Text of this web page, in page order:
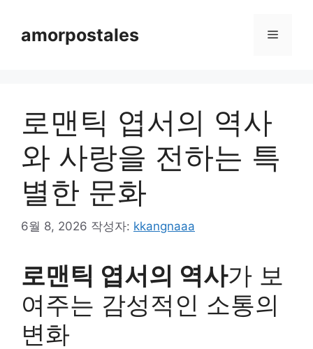
amorpostales 메
로맨틱 엽서의 역사
와 사랑을 전하는 특
별한 문화
6월 8, 2026 작성자: kkangnaaa
로맨틱 엽서의 역사가 보
여주는 감성적인 소통의
변화